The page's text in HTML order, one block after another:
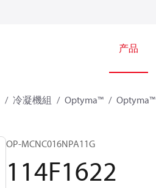
产品
冷凝機組 Optyma™ Optyma™
OP-MCNC016NPA11G
114F1622